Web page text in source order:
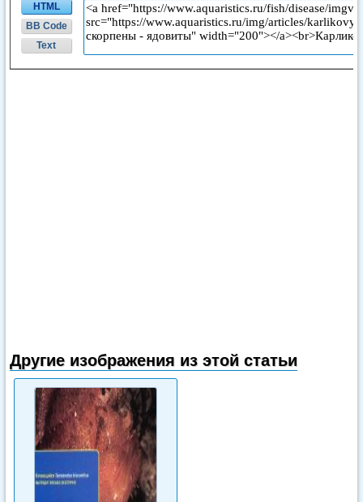
HTML
BB Code
Text
Другие изображения из этой статьи